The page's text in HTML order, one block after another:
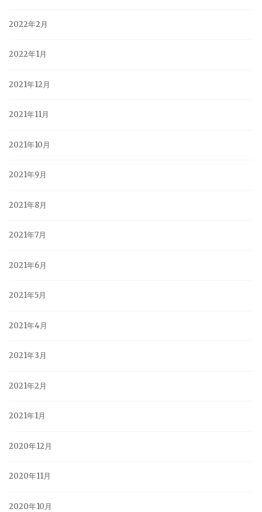
2022年2月
2022年1月
2021年12月
2021年11月
2021年10月
2021年9月
2021年8月
2021年7月
2021年6月
2021年5月
2021年4月
2021年3月
2021年2月
2021年1月
2020年12月
2020年11月
2020年10月